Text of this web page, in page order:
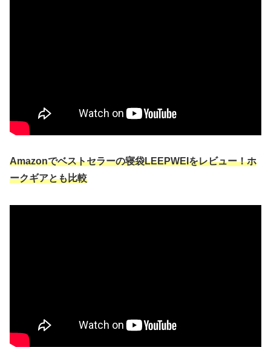
Amazonでベストセラーの寝袋LEEPWEIをレビュー！ホ
ークギアとも比較